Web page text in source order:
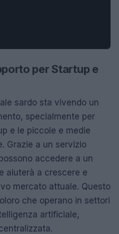
per Startup e
sardo sta vivendo un
specialmente per
e le piccole e medie
Grazie a un servizio
accedere a un
aiuterà a crescere e
mercato attuale. Questo
che operano in settori
artificiale,